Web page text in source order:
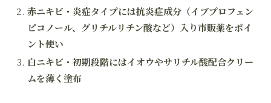
赤ニキビ・炎症タイプには抗炎症成分（イブプロフェン
ピコノール、グリチルリチン酸など）入り市販薬をポイ
ント使い
白ニキビ・初期段階にはイオウやサリチル酸配合クリー
ムを薄く塗布